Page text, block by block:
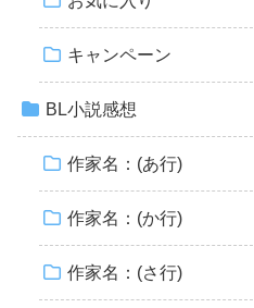
キャンペーン
BL小説感想
作家名：(あ行)
作家名：(か行)
作家名：(さ行)